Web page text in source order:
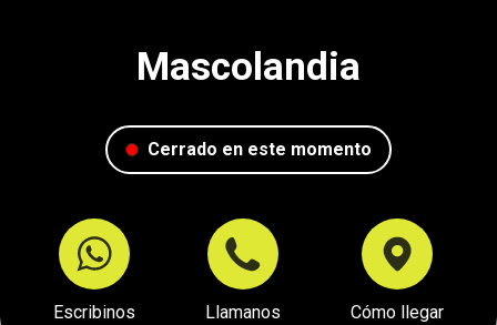
Mascolandia
Cerrado en este momento
Escribinos Llamanos Cómo llegar